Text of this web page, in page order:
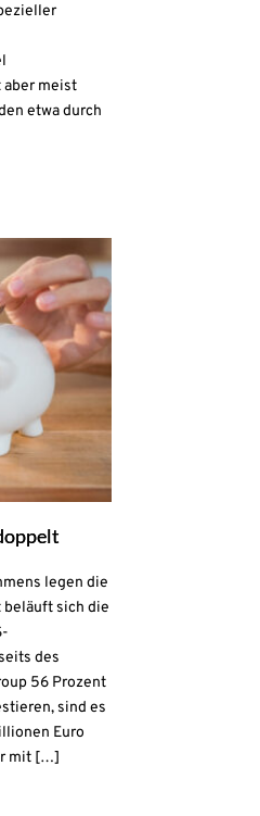
aber meist
etwa durch
legen die
beläuft sich die
des
56 Prozent
sind es
Euro
mit […]